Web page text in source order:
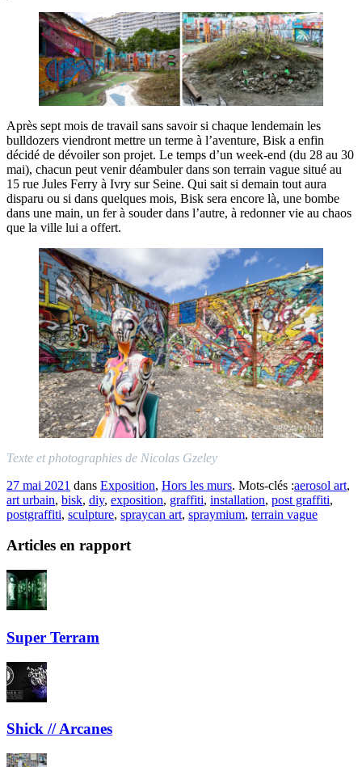
Après sept mois de travail sans savoir si chaque lendemain les
bulldozers viendront mettre un terme à l’aventure, Bisk a enfin
décidé de dévoiler son projet. Le temps d’un week-end (du 28 au 30
mai), chacun peut venir déambuler dans son terrain vague situé au
15 rue Jules Ferry à Ivry sur Seine. Qui sait si demain tout aura
disparu ou si dans quelques mois, Bisk sera encore là, une bombe
dans une main, un fer à souder dans l’autre, à redonner vie au chaos
que la ville lui a offert.
Texte et photographies de Nicolas Gzeley
27 mai 2021 dans Exposition, Hors les murs. Mots-clés :aerosol art,
art urbain, bisk, diy, exposition, graffiti, installation, post graffiti,
postgraffiti, sculpture, spraycan art, spraymium, terrain vague
Articles en rapport
Super Terram
Shick // Arcanes